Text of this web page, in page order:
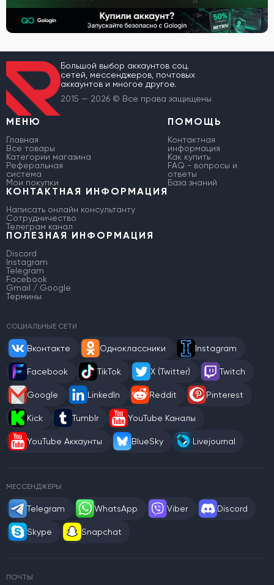
Большой выбор аккаунтов соц.
сетей, мессенджеров, почтовых
аккаунтов и многое другое.
2015 — 2026 © Все права защищены
МЕНЮ
Главная
Все товары
Категории магазина
Реферальная
система
Мои покупки
ПОМОЩЬ
Контактная
информация
Как купить
FAQ - вопросы и
ответы
База знаний
КОНТАКТНАЯ ИНФОРМАЦИЯ
Написать онлайн консультанту
Сотрудничество
Телеграм канал
ПОЛЕЗНАЯ ИНФОРМАЦИЯ
Discord
Instagram
Telegram
Facebook
Gmail / Google
Термины
СОЦИАЛЬНЫЕ СЕТИ
Вконтакте Одноклассники Instagram
Facebook TikTok X (Twitter) Twitch
Google LinkedIn Reddit Pinterest
Kick Tumblr YouTube Каналы
YouTube Аккаунты BlueSky Livejournal
МЕССЕНДЖЕРЫ
Telegram WhatsApp Viber Discord
Skype Snapchat
ПОЧТЫ